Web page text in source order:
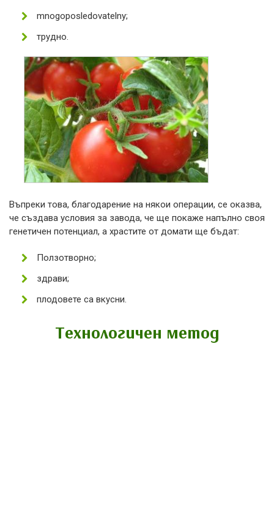
mnogoposledovatelny;
трудно.
Въпреки това, благодарение на някои операции, се оказва,
че създава условия за завода, че ще покаже напълно своя
генетичен потенциал, а храстите от домати ще бъдат:
Ползотворно;
здрави;
плодовете са вкусни.
Технологичен метод